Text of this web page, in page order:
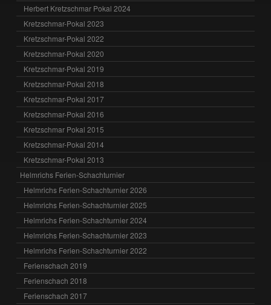
Herbert Kretzschmar Pokal 2024
Kretzschmar-Pokal 2023
Kretzschmar-Pokal 2022
Kretzschmar-Pokal 2020
Kretzschmar-Pokal 2019
Kretzschmar-Pokal 2018
Kretzschmar-Pokal 2017
Kretzschmar-Pokal 2016
Kretzschmar Pokal 2015
Kretzschmar-Pokal 2014
Kretzschmar-Pokal 2013
Helmrichs Ferien-Schachturnier
Helmrichs Ferien-Schachturnier 2026
Helmrichs Ferien-Schachturnier 2025
Helmrichs Ferien-Schachturnier 2024
Helmrichs Ferien-Schachturnier 2023
Helmrichs Ferien-Schachturnier 2022
Ferienschach 2019
Ferienschach 2018
Ferienschach 2017